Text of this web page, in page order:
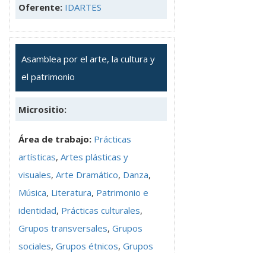
Oferente: IDARTES
Asamblea por el arte, la cultura y
el patrimonio
Micrositio:
Área de trabajo: Prácticas
artísticas, Artes plásticas y
visuales, Arte Dramático, Danza,
Música, Literatura, Patrimonio e
identidad, Prácticas culturales,
Grupos transversales, Grupos
sociales, Grupos étnicos, Grupos